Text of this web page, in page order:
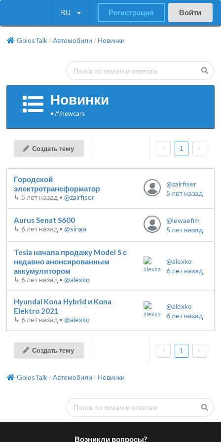
RU Регистрация Войти
GolosTalk/Автомобили / Новинки
Новинки
•/f/newcars
Создать тему 1
Городской
электротрансформатор
↳ 5 лет назад • @zairfiser
@zairfiser
5 лет назад
Aurus Senat S600
↳ 6 лет назад • @singa
@lewaefim
5 лет назад
Tesla начала продажу Model S с
недавно анонсированным
аккумулятором
↳ 6 лет назад • @alexko
@alexko
6 лет назад
Hyundai Kona Hybrid и Kona
Elektro 2021
↳ 6 лет назад • @alexko
@alexko
6 лет назад
Создать тему 1
GolosTalk /Автомобили / Новинки
Возникли вопросы?